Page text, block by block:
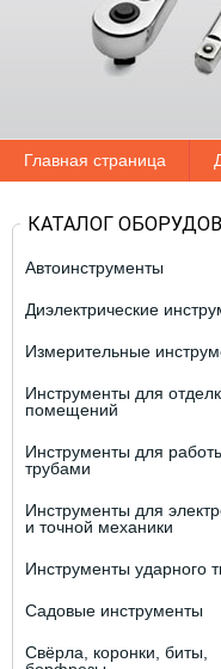
Главная страница
КАТАЛОГ
Автоинструменты
Диэлектрические
Измерительные
Инструменты для
помещений
Инструменты для
трубами
Инструменты для
и точной механики
Инструменты ударного
Садовые инструменты
Свёрла, коронки, биты,